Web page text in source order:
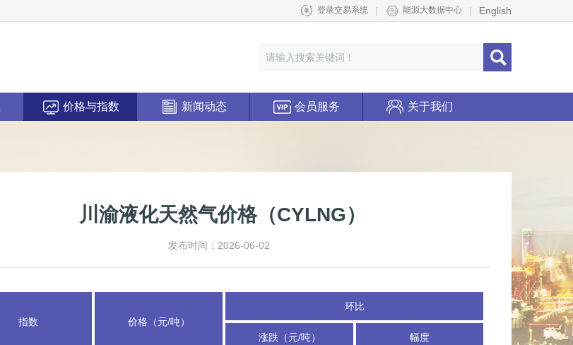
登录交易系统 | 能源大数据中心 | English
价格与指数 新闻动态 会员服务 关于我们
川渝液化天然气价格（CYLNG）
发布时间：2026-06-02
指数 价格（元/吨）
环比
涨跌（元/吨） 幅度